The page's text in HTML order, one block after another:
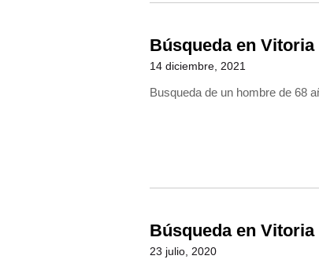
Búsqueda en Vitoria
14 diciembre, 2021
Busqueda de un hombre de 68
Búsqueda en Vitoria
23 julio, 2020